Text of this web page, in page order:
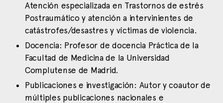
Atención especializada en Trastornos de estrés
Postraumático y atención a intervinientes de
catástrofes/desastres y víctimas de violencia.
Docencia: Profesor de docencia Práctica de la
Facultad de Medicina de la Universidad
Complutense de Madrid.
Publicaciones e investigación: Autor y coautor de
múltiples publicaciones nacionales e